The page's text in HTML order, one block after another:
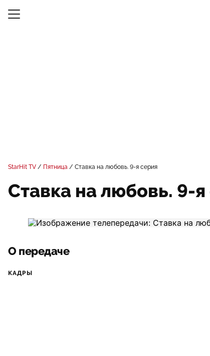
StarHit TV Пятница Ставка на любовь. 9-я серия
Ставка на любовь. 9-
О передаче
КАДРЫ